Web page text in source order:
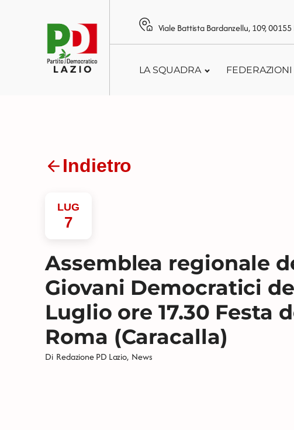
Viale Battista Bardanzellu, 109, 00155
LA SQUADRA FEDERAZIONI
Indietro
LUG
7
Assemblea regionale
Giovani Democratici
Luglio ore 17.30 Festa
Roma (Caracalla)
Di Redazione PD Lazio, News